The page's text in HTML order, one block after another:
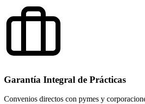
Garantía Integral de Prácticas
Convenios directos con pymes y